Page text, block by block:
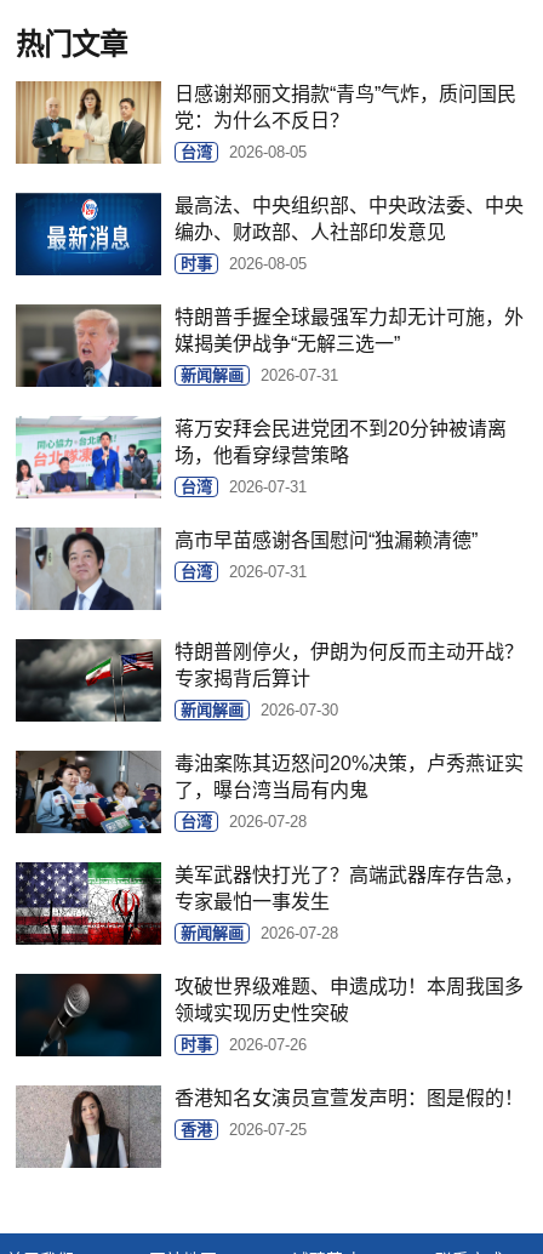
热门文章
日感谢郑丽文捐款“青鸟”气炸，质问国民
党：为什么不反日？
台湾 2026-08-05
最高法、中央组织部、中央政法委、中央
编办、财政部、人社部印发意见
时事 2026-08-05
特朗普手握全球最强军力却无计可施，外
媒揭美伊战争“无解三选一”
新闻解画 2026-07-31
蒋万安拜会民进党团不到20分钟被请离
场，他看穿绿营策略
台湾 2026-07-31
高市早苗感谢各国慰问“独漏赖清德”
台湾 2026-07-31
特朗普刚停火，伊朗为何反而主动开战？
专家揭背后算计
新闻解画 2026-07-30
毒油案陈其迈怒问20%决策，卢秀燕证实
了，曝台湾当局有内鬼
台湾 2026-07-28
美军武器快打光了？高端武器库存告急，
专家最怕一事发生
新闻解画 2026-07-28
攻破世界级难题、申遗成功！本周我国多
领域实现历史性突破
时事 2026-07-26
香港知名女演员宣萱发声明：图是假的！
香港 2026-07-25